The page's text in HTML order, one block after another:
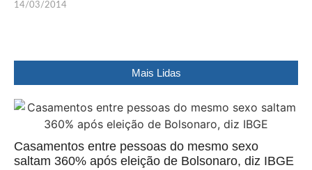
14/03/2014
Mais Lidas
Casamentos entre pessoas do mesmo sexo
saltam 360% após eleição de Bolsonaro, diz IBGE